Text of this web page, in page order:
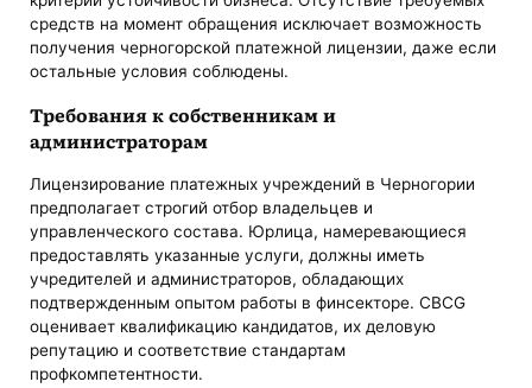
средств на момент обращения исключает возможность
получения черногорской платежной лицензии, даже если
остальные условия соблюдены.
Требования к собственникам и
администраторам
Лицензирование платежных учреждений в Черногории
предполагает строгий отбор владельцев и
управленческого состава. Юрлица, намеревающиеся
предоставлять указанные услуги, должны иметь
учредителей и администраторов, обладающих
подтвержденным опытом работы в финсекторе. CBCG
оценивает квалификацию кандидатов, их деловую
репутацию и соответствие стандартам
профкомпетентности.